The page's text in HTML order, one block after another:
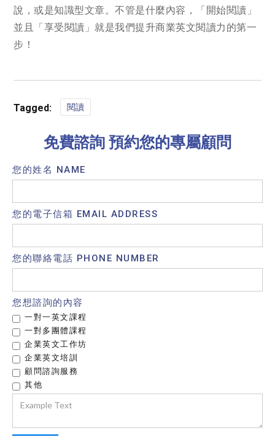
說，或是知識型文章。不管是什麼內容，「開始閱讀」
並且「享受閱讀」就是我們提升商業英文閱讀力的第一
步！
Tagged: 閱讀
免費諮詢 預約您的專屬顧問
您的姓名 NAME
您的電子信箱 EMAIL ADDRESS
您的聯絡電話 PHONE NUMBER
您想諮詢的內容
一對一英文課程
一對多團體課程
企業英文工作坊
企業英文培訓
顧問諮詢服務
其他